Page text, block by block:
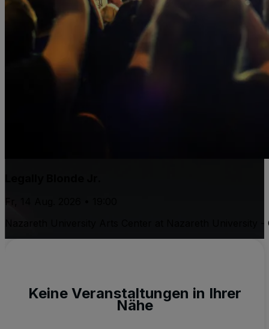
Nazareth University Arts Center at Nazareth University -
Keine Veranstaltungen in Ihrer
Nähe